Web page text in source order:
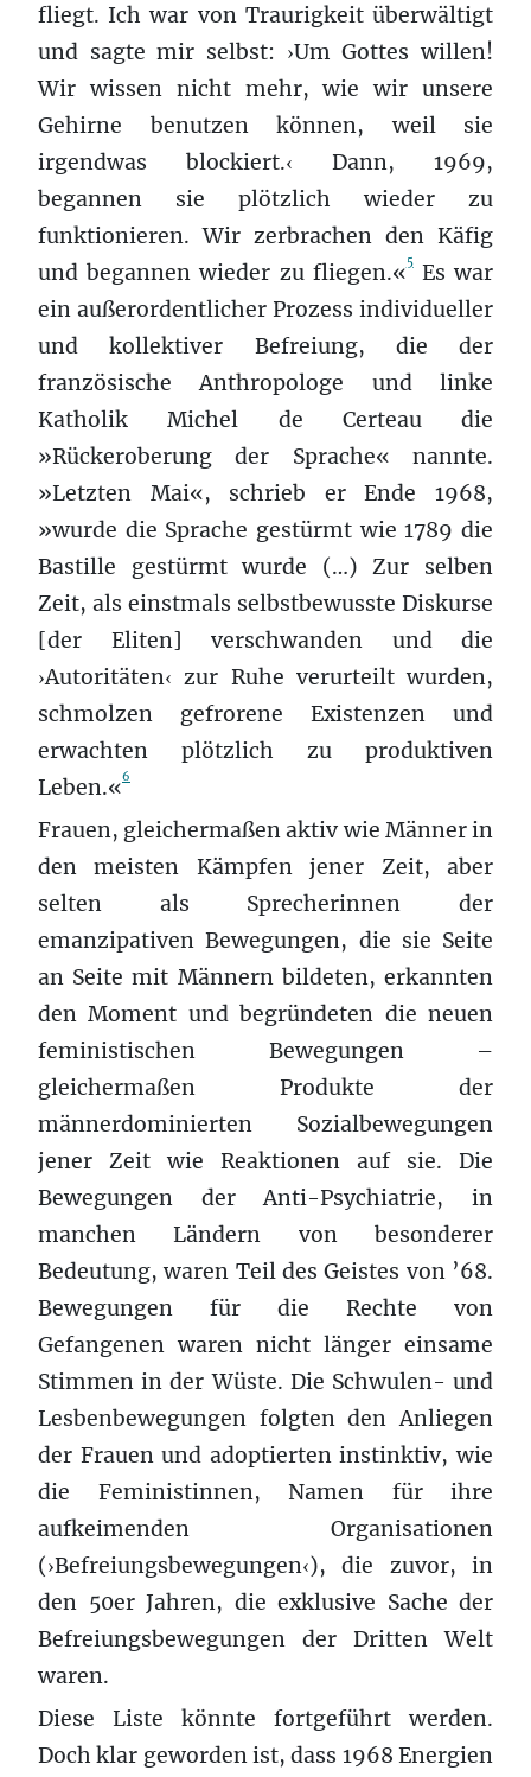
fliegt. Ich war von Traurigkeit überwältigt
und sagte mir selbst: ›Um Gottes willen!
Wir wissen nicht mehr, wie wir unsere
Gehirne benutzen können, weil sie
irgendwas blockiert.‹ Dann, 1969,
begannen sie plötzlich wieder zu
funktionieren. Wir zerbrachen den Käfig
und begannen wieder zu fliegen.«5Es war
ein außerordentlicher Prozess individueller
und kollektiver Befreiung, die der
französische Anthropologe und linke
Katholik Michel de Certeau die
»Rückeroberung der Sprache« nannte.
»Letzten Mai«, schrieb er Ende 1968,
»wurde die Sprache gestürmt wie 1789 die
Bastille gestürmt wurde (…) Zur selben
Zeit, als einstmals selbstbewusste Diskurse
[der Eliten] verschwanden und die
›Autoritäten‹ zur Ruhe verurteilt wurden,
schmolzen gefrorene Existenzen und
erwachten plötzlich zu produktiven
Leben.«6
Frauen, gleichermaßen aktiv wie Männer in
den meisten Kämpfen jener Zeit, aber
selten als Sprecherinnen der
emanzipativen Bewegungen, die sie Seite
an Seite mit Männern bildeten, erkannten
den Moment und begründeten die neuen
feministischen Bewegungen –
gleichermaßen Produkte der
männerdominierten Sozialbewegungen
jener Zeit wie Reaktionen auf sie. Die
Bewegungen der Anti-Psychiatrie, in
manchen Ländern von besonderer
Bedeutung, waren Teil des Geistes von ’68.
Bewegungen für die Rechte von
Gefangenen waren nicht länger einsame
Stimmen in der Wüste. Die Schwulen- und
Lesbenbewegungen folgten den Anliegen
der Frauen und adoptierten instinktiv, wie
die Feministinnen, Namen für ihre
aufkeimenden Organisationen
(›Befreiungsbewegungen‹), die zuvor, in
den 50er Jahren, die exklusive Sache der
Befreiungsbewegungen der Dritten Welt
waren.
Diese Liste könnte fortgeführt werden.
Doch klar geworden ist, dass 1968 Energien